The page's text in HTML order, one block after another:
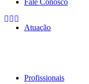
Atuação
Profissionais
Fale Conosco